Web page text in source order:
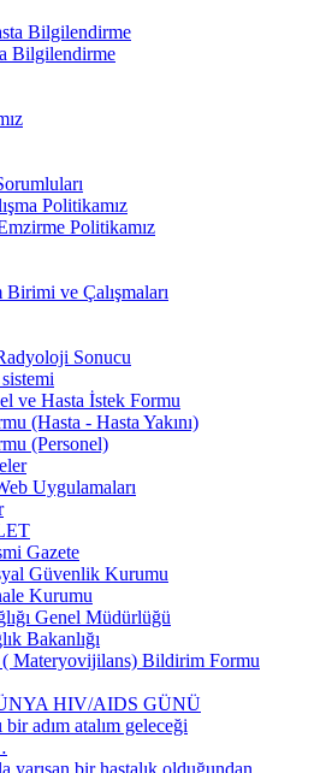
Bilgilendirme
Bilgilendirme
Politikamız
Politikamız
ve Çalışmaları
Sonucu
ve Hasta İstek Formu
(Hasta - Hasta Yakını)
(Personel)
Uygulamaları
Gazete
Güvenlik Kurumu
Kurumu
Genel Müdürlüğü
Bakanlığı
Materyovijilans) Bildirim Formu
HIV/AIDS GÜNÜ
adım atalım geleceği
yarışan bir hastalık olduğundan,